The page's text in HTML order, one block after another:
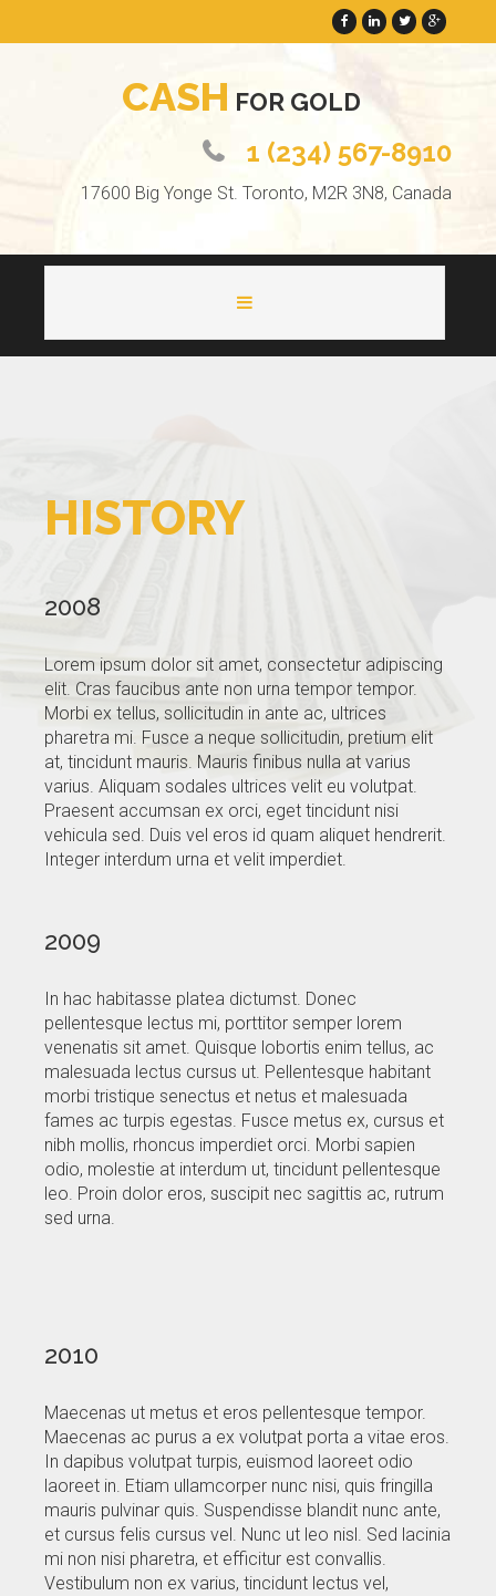
CASH FOR GOLD
1 (234) 567-8910
17600 Big Yonge St. Toronto, M2R 3N8, Canada
GALLERY
HISTORY
2008
Lorem ipsum dolor sit amet, consectetur adipiscing
elit. Cras faucibus ante non urna tempor tempor.
Morbi ex tellus, sollicitudin in ante ac, ultrices
pharetra mi. Fusce a neque sollicitudin, pretium elit
at, tincidunt mauris. Mauris finibus nulla at varius
varius. Aliquam sodales ultrices velit eu volutpat.
Praesent accumsan ex orci, eget tincidunt nisi
vehicula sed. Duis vel eros id quam aliquet hendrerit.
Integer interdum urna et velit imperdiet.
2009
In hac habitasse platea dictumst. Donec
pellentesque lectus mi, porttitor semper lorem
venenatis sit amet. Quisque lobortis enim tellus, ac
malesuada lectus cursus ut. Pellentesque habitant
morbi tristique senectus et netus et malesuada
fames ac turpis egestas. Fusce metus ex, cursus et
nibh mollis, rhoncus imperdiet orci. Morbi sapien
odio, molestie at interdum ut, tincidunt pellentesque
leo. Proin dolor eros, suscipit nec sagittis ac, rutrum
sed urna.
2010
Maecenas ut metus et eros pellentesque tempor.
Maecenas ac purus a ex volutpat porta a vitae eros.
In dapibus volutpat turpis, euismod laoreet odio
laoreet in. Etiam ullamcorper nunc nisi, quis fringilla
mauris pulvinar quis. Suspendisse blandit nunc ante,
et cursus felis cursus vel. Nunc ut leo nisl. Sed lacinia
mi non nisi pharetra, et efficitur est convallis.
Vestibulum non ex varius, tincidunt lectus vel,